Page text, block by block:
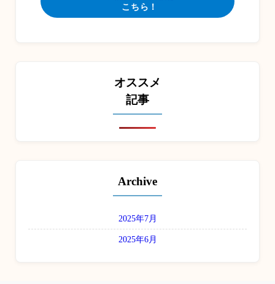
こちら！
オススメ
記事
Archive
2025年7月
2025年6月